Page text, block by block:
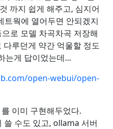
까지 쉽게 해주고, 심지어
트웍에 열어두면 안되겠지
로 모델 차곡차곡 저장해
루던게 약간 억울할 정도
는게 답이었는데...
open-webui/open-
이미 구현해두었다.
쓸 수도 있고, ollama 서버